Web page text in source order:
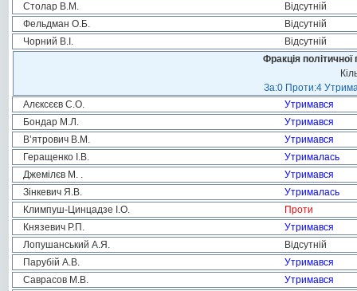
Столар В.М.
Відсутній
Фельдман О.Б.
Відсутній
Чорний В.І.
Відсутній
Фракція
За:0 Проти:4
Алєксєєв С.О.
Утримався
Бондар М.Л.
Утримався
В’ятрович В.М.
Утримався
Геращенко І.В.
Утрималась
Джемілєв М. .
Утримався
Зінкевич Я.В.
Утрималась
Климпуш-Цинцадзе І.О.
Проти
Князевич Р.П.
Утримався
Лопушанський А.Я.
Відсутній
Парубій А.В.
Утримався
Саврасов М.В.
Утримався